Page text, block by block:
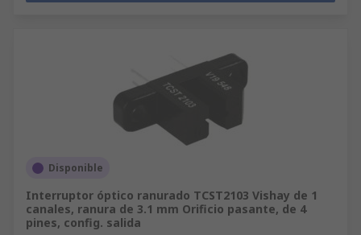
Disponible
Interruptor óptico ranurado TCST2103 Vishay de 1
canales, ranura de 3.1 mm Orificio pasante, de 4
pines, config. salida